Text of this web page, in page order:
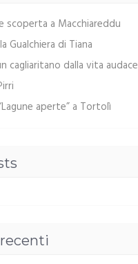
scoperta a Macchiareddu
Gualchiera di Tiana
cagliaritano dalla vita audace
aperte” a Tortolì